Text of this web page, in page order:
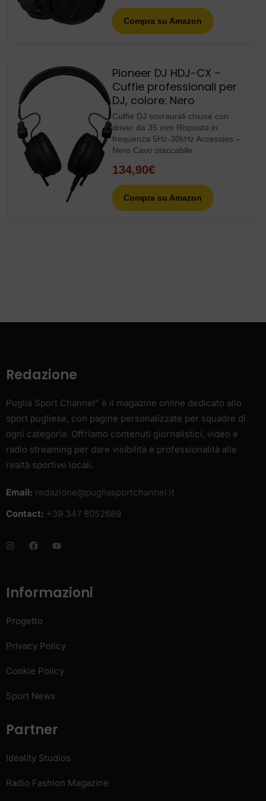
Compra su Amazon
Pioneer DJ HDJ-CX –
Cuffie professionali per
DJ, colore: Nero
Cuffie DJ sovraurali chiuse con
driver da 35 mm Risposta in
frequenza 5Hz-30kHz Accessies –
Nero Cavo staccabile
134,90€
Compra su Amazon
Redazione
Puglia Sport Channel” è il magazine online dedicato allo
sport pugliese, con pagine personalizzate per squadre di
ogni categoria. Offriamo contenuti giornalistici, video e
radio streaming per dare visibilità e professionalità alle
realtà sportive locali.
Email: redazione@pugliasportchannel.it
Contact: +39 347 8052689
Informazioni
Progetto
Privacy Policy
Cookie Policy
Sport News
Partner
Ideality Studios
Radio Fashion Magazine